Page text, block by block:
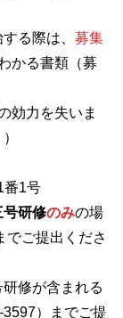
る際は、 募集
かる書類（募
効力を失いま
番1号
号研修のみの場
でご提出くださ
修が含まれる
3597）までご提